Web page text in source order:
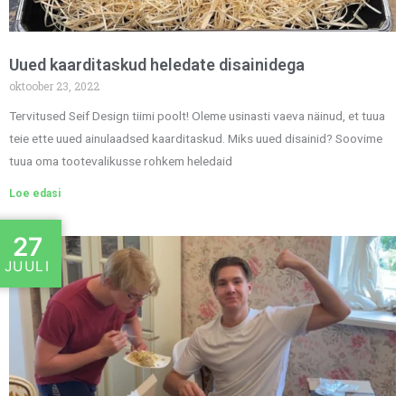
Uued kaarditaskud heledate disainidega
oktoober 23, 2022
Tervitused Seif Design tiimi poolt! Oleme usinasti vaeva näinud, et tuua
teie ette uued ainulaadsed kaarditaskud. Miks uued disainid? Soovime
tuua oma tootevalikusse rohkem heledaid
Loe edasi
27
JUULI